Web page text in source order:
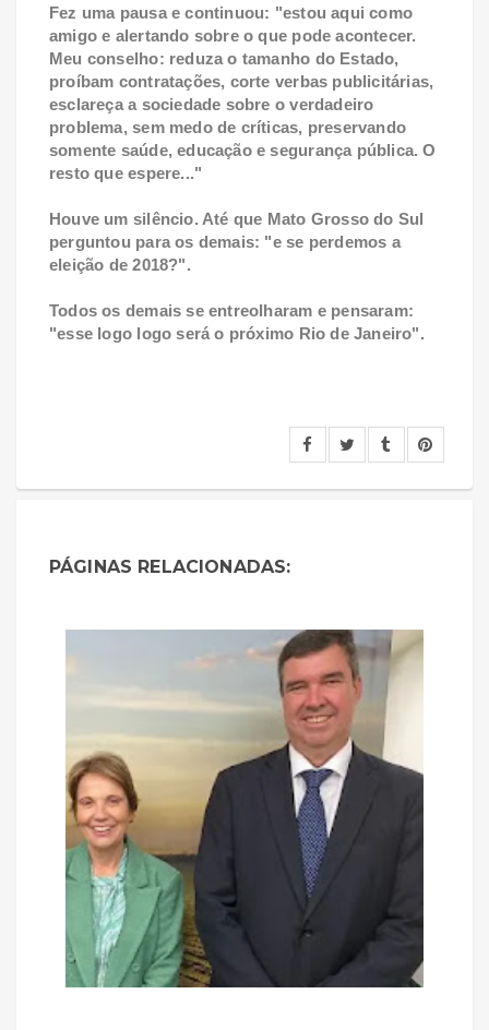
Fez uma pausa e continuou: "estou aqui como
amigo e alertando sobre o que pode acontecer.
Meu conselho: reduza o tamanho do Estado,
proíbam contratações, corte verbas publicitárias,
esclareça a sociedade sobre o verdadeiro
problema, sem medo de críticas, preservando
somente saúde, educação e segurança pública. O
resto que espere..."
Houve um silêncio. Até que Mato Grosso do Sul
perguntou para os demais: "e se perdemos a
eleição de 2018?".
Todos os demais se entreolharam e pensaram:
"esse logo logo será o próximo Rio de Janeiro".
PÁGINAS RELACIONADAS: